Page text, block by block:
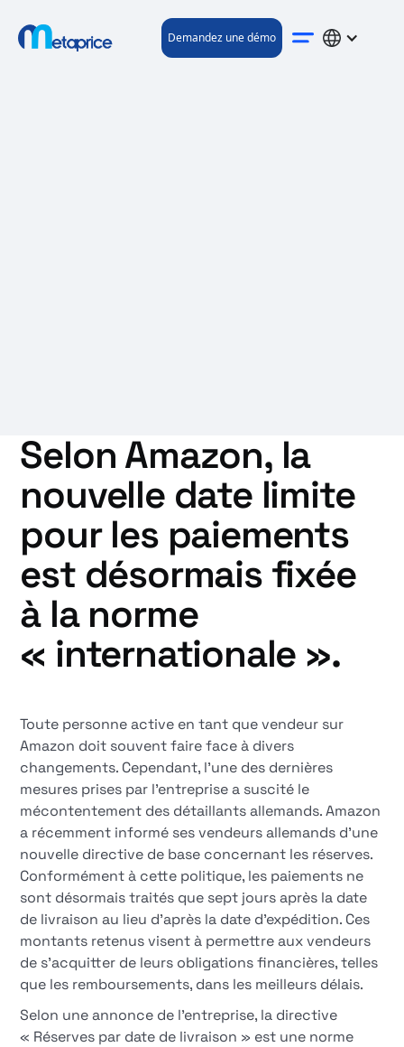
Demandez une démo
Selon Amazon, la
nouvelle date limite
pour les paiements
est désormais fixée
à la norme
« internationale ».
Toute personne active en tant que vendeur sur
Amazon doit souvent faire face à divers
changements. Cependant, l'une des dernières
mesures prises par l'entreprise a suscité le
mécontentement des détaillants allemands. Amazon
a récemment informé ses vendeurs allemands d'une
nouvelle directive de base concernant les réserves.
Conformément à cette politique, les paiements ne
sont désormais traités que sept jours après la date
de livraison au lieu d'après la date d'expédition. Ces
montants retenus visent à permettre aux vendeurs
de s'acquitter de leurs obligations financières, telles
que les remboursements, dans les meilleurs délais.
Selon une annonce de l'entreprise, la directive
« Réserves par date de livraison » est une norme